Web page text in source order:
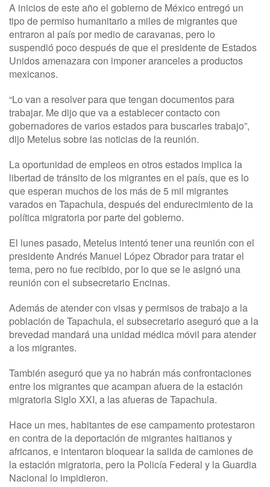
A inicios de este año el gobierno de México entregó un
tipo de permiso humanitario a miles de migrantes que
entraron al país por medio de caravanas, pero lo
suspendió poco después de que el presidente de Estados
Unidos amenazara con imponer aranceles a productos
mexicanos.
“Lo van a resolver para que tengan documentos para
trabajar. Me dijo que va a establecer contacto con
gobernadores de varios estados para buscarles trabajo”,
dijo Metelus sobre las noticias de la reunión.
La oportunidad de empleos en otros estados implica la
libertad de tránsito de los migrantes en el país, que es lo
que esperan muchos de los más de 5 mil migrantes
varados en Tapachula, después del endurecimiento de la
política migratoria por parte del gobierno.
El lunes pasado, Metelus intentó tener una reunión con el
presidente Andrés Manuel López Obrador para tratar el
tema, pero no fue recibido, por lo que se le asignó una
reunión con el subsecretario Encinas.
Además de atender con visas y permisos de trabajo a la
población de Tapachula, el subsecretario aseguró que a la
brevedad mandará una unidad médica móvil para atender
a los migrantes.
También aseguró que ya no habrán más confrontaciones
entre los migrantes que acampan afuera de la estación
migratoria Siglo XXI, a las afueras de Tapachula.
Hace un mes, habitantes de ese campamento protestaron
en contra de la deportación de migrantes haitianos y
africanos, e intentaron bloquear la salida de camiones de
la estación migratoria, pero la Policía Federal y la Guardia
Nacional lo impidieron.